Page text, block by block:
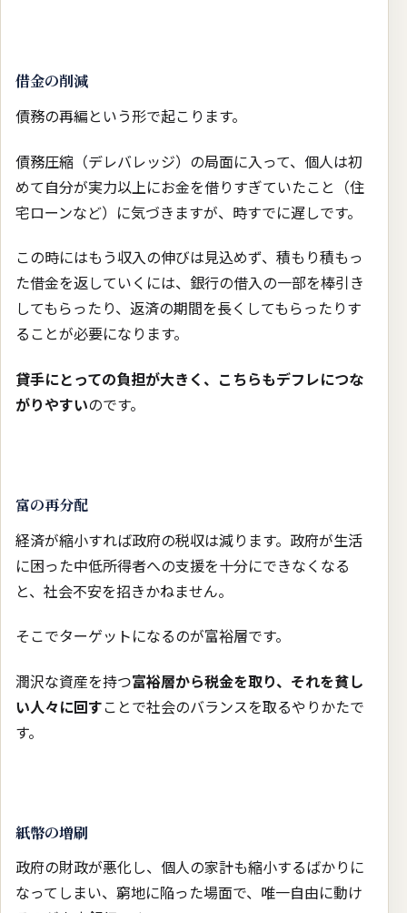
借金の削減
債務の再編という形で起こります。
債務圧縮（デレバレッジ）の局面に入って、個人は初
めて自分が実力以上にお金を借りすぎていたこと（住
宅ローンなど）に気づきますが、時すでに遅しです。
この時にはもう収入の伸びは見込めず、積もり積もっ
た借金を返していくには、銀行の借入の一部を棒引き
してもらったり、返済の期間を長くしてもらったりす
ることが必要になります。
貸手にとっての負担が大きく、こちらもデフレにつな
がりやすいのです。
富の再分配
経済が縮小すれば政府の税収は減ります。政府が生活
に困った中低所得者への支援を十分にできなくなる
と、社会不安を招きかねません。
そこでターゲットになるのが富裕層です。
潤沢な資産を持つ富裕層から税金を取り、それを貧し
い人々に回すことで社会のバランスを取るやりかたで
す。
紙幣の増刷
政府の財政が悪化し、個人の家計も縮小するばかりに
なってしまい、窮地に陥った場面で、唯一自由に動け